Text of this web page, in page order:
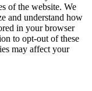
of the website. We
and understand how
in your browser
to opt-out of these
may affect your